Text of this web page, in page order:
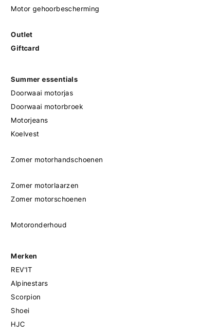
Motor gehoorbescherming
Outlet
Giftcard
Summer essentials
Doorwaai motorjas
Doorwaai motorbroek
Motorjeans
Koelvest
Zomer motorhandschoenen
Zomer motorlaarzen
Zomer motorschoenen
Motoronderhoud
Merken
REV'IT
Alpinestars
Scorpion
Shoei
HJC